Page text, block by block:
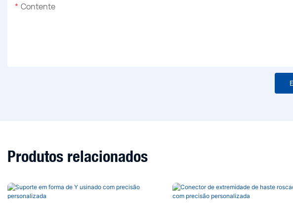
Contente
Produtos relacionados